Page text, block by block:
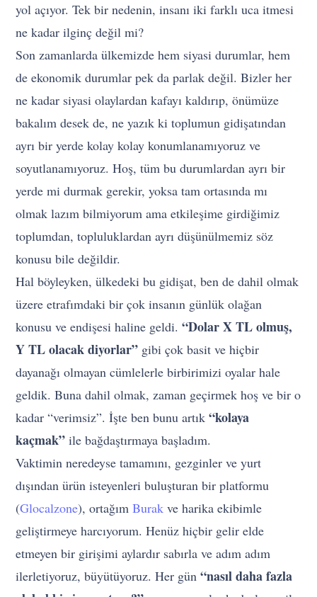
yol açıyor. Tek bir nedenin, insanı iki farklı uca itmesi
ne kadar ilginç değil mi?
Son zamanlarda ülkemizde hem siyasi durumlar, hem
de ekonomik durumlar pek da parlak değil. Bizler her
ne kadar siyasi olaylardan kafayı kaldırıp, önümüze
bakalım desek de, ne yazık ki toplumun gidişatından
ayrı bir yerde kolay kolay konumlanamıyoruz ve
soyutlanamıyoruz. Hoş, tüm bu durumlardan ayrı bir
yerde mi durmak gerekir, yoksa tam ortasında mı
olmak lazım bilmiyorum ama etkileşime girdiğimiz
toplumdan, topluluklardan ayrı düşünülmemiz söz
konusu bile değildir.
Hal böyleyken, ülkedeki bu gidişat, ben de dahil olmak
üzere etrafımdaki bir çok insanın günlük olağan
konusu ve endişesi haline geldi.“Dolar X TL olmuş,
Y TL olacak diyorlar” gibi çok basit ve hiçbir
dayanağı olmayan cümlelerle birbirimizi oyalar hale
geldik. Buna dahil olmak, zaman geçirmek hoş ve bir o
kadar “verimsiz”. İşte ben bunu artık“kolaya
kaçmak” ile bağdaştırmaya başladım.
Vaktimin neredeyse tamamını, gezginler ve yurt
dışından ürün isteyenleri buluşturan bir platformu
(Glocalzone), ortağımBurak ve harika ekibimle
geliştirmeye harcıyorum. Henüz hiçbir gelir elde
etmeyen bir girişimi aylardır sabırla ve adım adım
ilerletiyoruz, büyütüyoruz. Her gün“nasıl daha fazla